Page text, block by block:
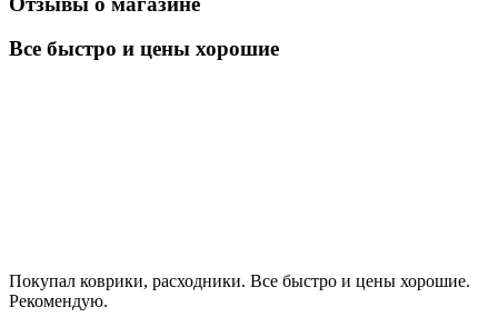
Все быстро и цены хорошие
Покупал коврики, расходники. Все быстро и цены хорошие.
Рекомендую.